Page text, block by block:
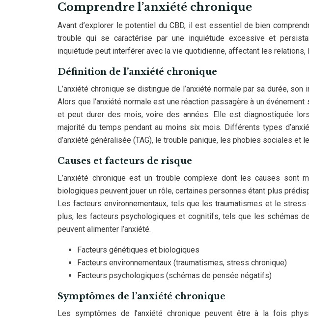
Comprendre l’anxiété chronique
Avant d’explorer le potentiel du CBD, il est essentiel de bien
trouble qui se caractérise par une inquiétude excessive et
inquiétude peut interférer avec la vie quotidienne, affectant les relations,
Définition de l’anxiété chronique
L’anxiété chronique se distingue de l’anxiété normale par sa durée,
Alors que l’anxiété normale est une réaction passagère à un
et peut durer des mois, voire des années. Elle est diagnostiquée
majorité du temps pendant au moins six mois. Différents types
d’anxiété généralisée (TAG), le trouble panique, les phobies sociales et
Causes et facteurs de risque
L’anxiété chronique est un trouble complexe dont les causes sont
biologiques peuvent jouer un rôle, certaines personnes étant plus
Les facteurs environnementaux, tels que les traumatismes et le stress
plus, les facteurs psychologiques et cognitifs, tels que les schémas
peuvent alimenter l’anxiété.
Facteurs génétiques et biologiques
Facteurs environnementaux (traumatismes, stress chronique)
Facteurs psychologiques (schémas de pensée négatifs)
Symptômes de l’anxiété chronique
Les symptômes de l’anxiété chronique peuvent être à la fois